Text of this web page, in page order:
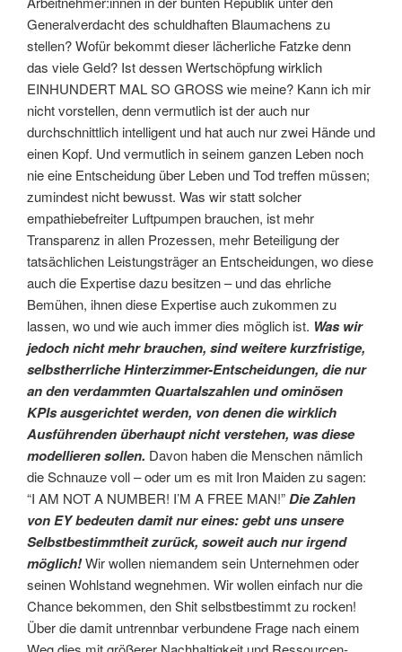
Generalverdacht des schuldhaften Blaumachens zu
stellen? Wofür bekommt dieser lächerliche Fatzke denn
das viele Geld? Ist dessen Wertschöpfung wirklich
EINHUNDERT MAL SO GROSS wie meine? Kann ich mir
nicht vorstellen, denn vermutlich ist der auch nur
durchschnittlich intelligent und hat auch nur zwei Hände und
einen Kopf. Und vermutlich in seinem ganzen Leben noch
nie eine Entscheidung über Leben und Tod treffen müssen;
zumindest nicht bewusst. Was wir statt solcher
empathiebefreiter Luftpumpen brauchen, ist mehr
Transparenz in allen Prozessen, mehr Beteiligung der
tatsächlichen Leistungsträger an Entscheidungen, wo diese
auch die Expertise dazu besitzen – und das ehrliche
Bemühen, ihnen diese Expertise auch zukommen zu
lassen, wo und wie auch immer dies möglich ist. Was wir
jedoch nicht mehr brauchen, sind weitere kurzfristige,
selbstherrliche Hinterzimmer-Entscheidungen, die nur
an den verdammten Quartalszahlen und ominösen
KPIs ausgerichtet werden, von denen die wirklich
Ausführenden überhaupt nicht verstehen, was diese
modellieren sollen. Davon haben die Menschen nämlich
die Schnauze voll – oder um es mit Iron Maiden zu sagen:
“I AM NOT A NUMBER! I’M A FREE MAN!”Die Zahlen
von EY bedeuten damit nur eines: gebt uns unsere
Selbstbestimmtheit zurück, soweit auch nur irgend
möglich!Wir wollen niemandem sein Unternehmen oder
seinen Wohlstand wegnehmen. Wir wollen einfach nur die
Chance bekommen, den Shit selbstbestimmt zu rocken!
Über die damit untrennbar verbundene Frage nach einem